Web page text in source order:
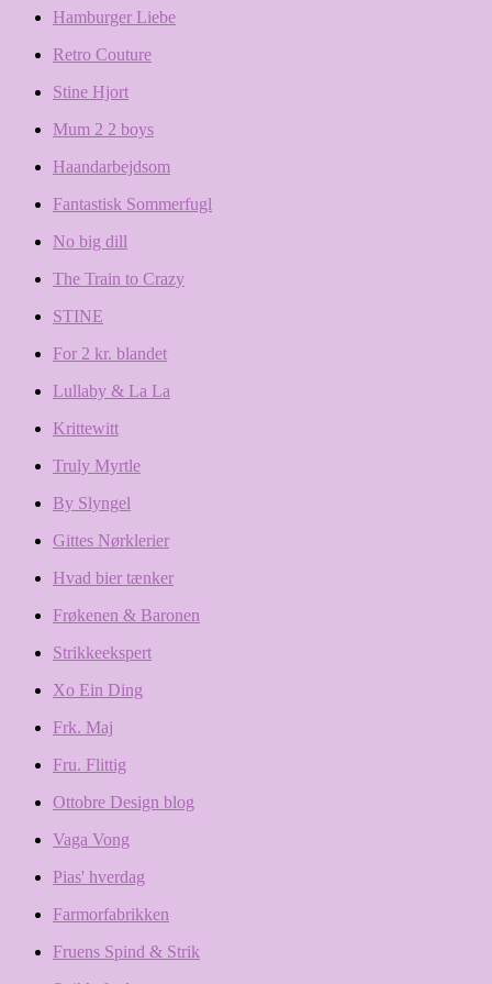
Hamburger Liebe
Retro Couture
Stine Hjort
Mum 2 2 boys
Haandarbejdsom
Fantastisk Sommerfugl
No big dill
The Train to Crazy
STINE
For 2 kr. blandet
Lullaby & La La
Krittewitt
Truly Myrtle
By Slyngel
Gittes Nørklerier
Hvad bier tænker
Frøkenen & Baronen
Strikkeekspert
Xo Ein Ding
Frk. Maj
Fru. Flittig
Ottobre Design blog
Vaga Vong
Pias' hverdag
Farmorfabrikken
Fruens Spind & Strik